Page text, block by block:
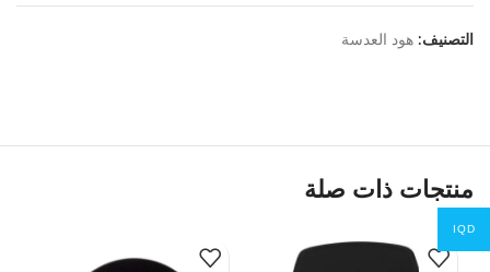
التصنيف: هود العدسة
منتجات ذات صلة
IQD